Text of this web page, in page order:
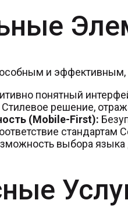
и
понятный
Стилевое решение,
(Mobile-First):
стандартам
выбора